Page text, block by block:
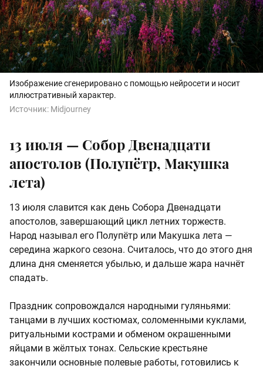
Изображение сгенерировано с помощью нейросети и носит
иллюстративный характер.
Источник: Midjourney
13 июля — Собор Двенадцати
апостолов (Полупётр, Макушка
лета)
13 июля славится как день Собора Двенадцати
апостолов, завершающий цикл летних торжеств.
Народ называл его Полупётр или Макушка лета —
середина жаркого сезона. Считалось, что до этого дня
длина дня сменяется убылью, и дальше жара начнёт
спадать.
Праздник сопровождался народными гуляньями:
танцами в лучших костюмах, соломенными куклами,
ритуальными кострами и обменом окрашенными
яйцами в жёлтых тонах. Сельские крестьяне
закончили основные полевые работы, готовились к